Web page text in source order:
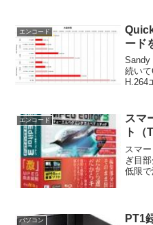
2011
エンコード
ード
Sandy
続い
H.264
エンコード
スマ
ト（
スマ
ぎ目
低限で
ート
パソコン
PT1